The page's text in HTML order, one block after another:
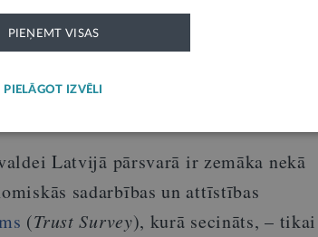
varas jomā – 12. vietu, bet līdzdalības
jaunākajāWorld Justice Project
Latvijā pārsvarā ir zemāka nekā
sadarbības un attīstības
(Trust Survey), kurā secināts, – tikai
PIEŅEMT VISAS
PIELĀGOT IZVĒLI